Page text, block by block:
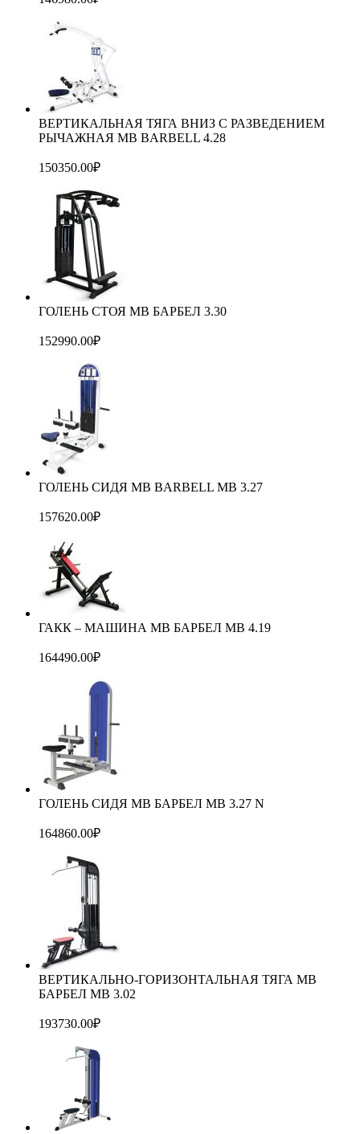
ВЕРТИКАЛЬНАЯ ТЯГА ВНИЗ С РАЗВЕДЕНИЕМ
РЫЧАЖНАЯ MB BARBELL 4.28
150350.00₽
ГОЛЕНЬ СТОЯ MB БАРБЕЛ 3.30
152990.00₽
ГОЛЕНЬ СИДЯ MB BARBELL MB 3.27
157620.00₽
ГАКК – МАШИНА МВ БАРБЕЛ MB 4.19
164490.00₽
ГОЛЕНЬ СИДЯ МВ БАРБЕЛ MB 3.27 N
164860.00₽
ВЕРТИКАЛЬНО-ГОРИЗОНТАЛЬНАЯ ТЯГА MB
БАРБЕЛ МВ 3.02
193730.00₽